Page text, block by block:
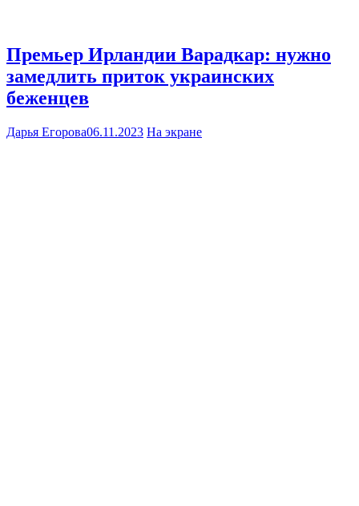
Премьер Ирландии Варадкар: нужно
замедлить приток украинских
беженцев
Дарья Егорова06.11.2023 На экране